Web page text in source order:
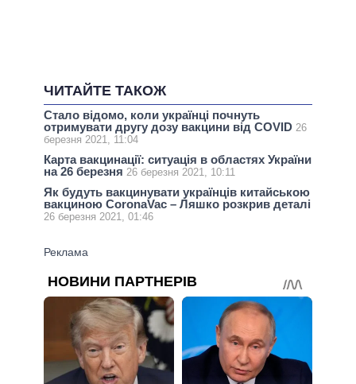
ЧИТАЙТЕ ТАКОЖ
Стало відомо, коли українці почнуть
отримувати другу дозу вакцини від COVID 26
березня 2021, 11:04
Карта вакцинації: ситуація в областях України
на 26 березня 26 березня 2021, 10:11
Як будуть вакцинувати українців китайською
вакциною CoronaVac – Ляшко розкрив деталі
26 березня 2021, 01:46